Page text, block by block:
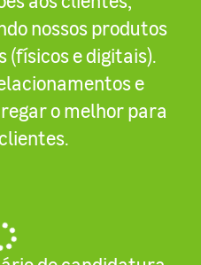
nossos produtos
(físicos e digitais).
e
o melhor para